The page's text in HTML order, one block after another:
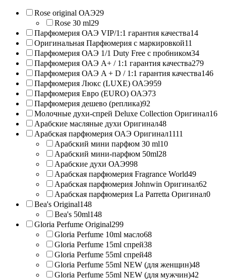
Rose original ОАЭ29
Rose 30 ml29
Парфюмерия ОАЭ VIP/1:1 гарантия качества14
Оригинальная Парфюмерия с маркировкой11
Парфюмерия ОАЭ 1/1 Duty Free с пробником34
Парфюмерия ОАЭ A+ / 1:1 гарантия качества279
Парфюмерия ОАЭ A + D / 1:1 гарантия качества146
Парфюмерия Люкс (LUXE) ОАЭ959
Парфюмерия Евро (EURO) ОАЭ73
Парфюмерия дешево (реплика)92
Молочные духи-спрей Deluxe Collection Оригинал16
Арабские масляные духи Оригинал48
Арабская парфюмерия ОАЭ Оригинал1111
Арабский мини парфюм 30 ml10
Арабский мини-парфюм 50ml28
Арабские духи ОАЭ998
Арабская парфюмерия Fragrance World49
Арабская парфюмерия Johnwin Оригинал62
Арабская парфюмерия La Parretta Оригинал0
Bea's Original148
Bea's 50ml148
Gloria Perfume Original299
Gloria Perfume 10ml масло68
Gloria Perfume 15ml спрей38
Gloria Perfume 55ml спрей48
Gloria Perfume 55ml NEW (для женщин)48
Gloria Perfume 55ml NEW (для мужчин)42